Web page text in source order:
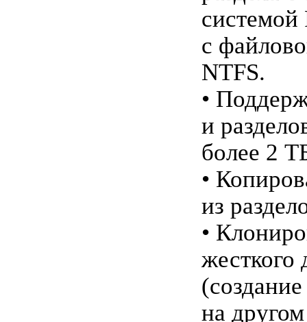
системой
с
NTFS.
•
и
более 2
•
из
•
жесткого
на